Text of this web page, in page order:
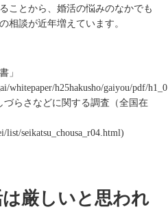
ことから、婚活の悩みのなかでも
相談が近年増えています。
」
whitepaper/h25hakusho/gaiyou/pdf/
づらさなどに関する調査（全国在
seikatsu_chousa_r04.html)
厳しいと思われ